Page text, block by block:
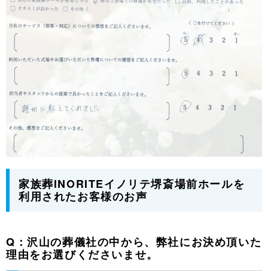
家族葬INORITEイノリテ堺斎場前ホールを
利用されたお客様のお声
Q：沢山の葬儀社の中から、弊社にお決め頂いた
理由をお選びくださいませ。